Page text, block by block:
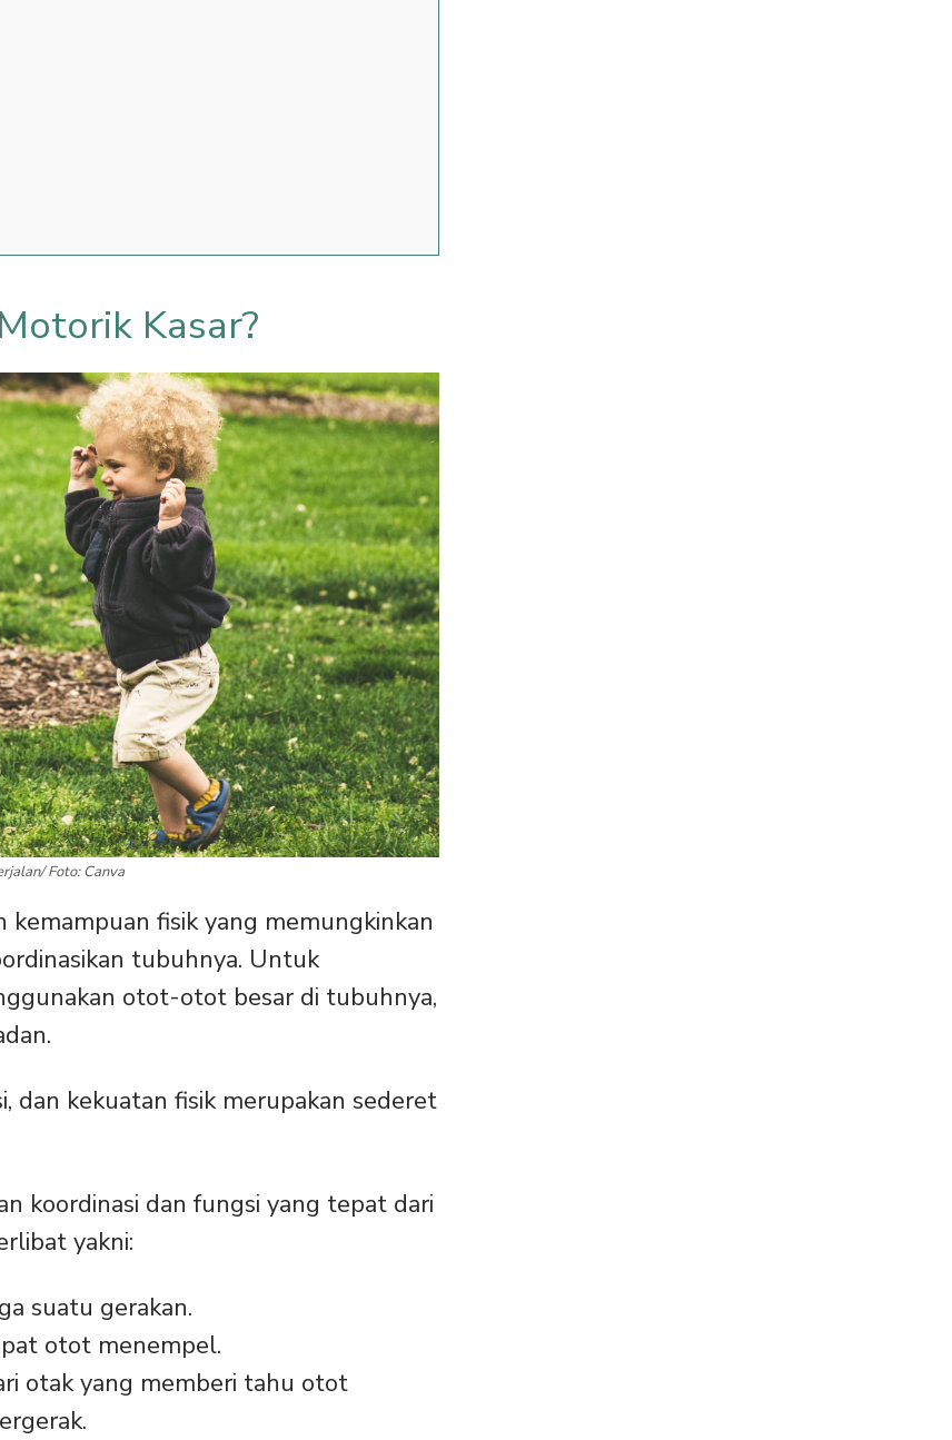
Kasar?
Foto: Canva
fisik yang memungkinkan
tubuhnya. Untuk
otot-otot besar di tubuhnya,
dan kekuatan fisik merupakan sederet
koordinasi dan fungsi yang tepat dari
yakni:
suatu gerakan.
otot menempel.
otak yang memberi tahu otot